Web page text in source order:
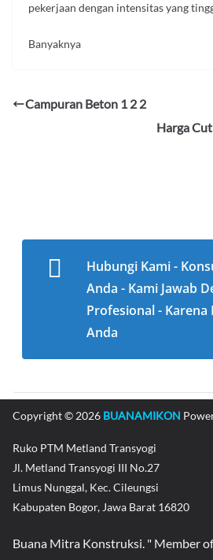
pekerjaan dengan intensitas yang
Banyaknya
Campuran Beton 1 2 2
Harga
Hubungi Kami -
Anda - Kami Jawab
Profesional -
Anda
Copyright © 2026 BUANAMIKON
Ruko PTM Metland Transyogi
Jl. Metland Transyogi III No.27
Limus Nunggal, Kec. Cileungsi
Kabupaten Bogor, Jawa Barat 16820
Buana Mitra Konstruksi. " Member